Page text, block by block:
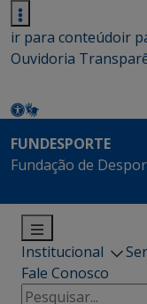
ir para conteúdoir
Ouvidoria
FUNDESPORTE
Fundação de
Institucional
Fale Conosco
Pesquisar